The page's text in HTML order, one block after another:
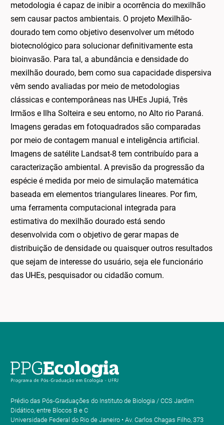
metodologia é capaz de inibir a ocorrência do mexilhão
sem causar pactos ambientais. O projeto Mexilhão-
dourado tem como objetivo desenvolver um método
biotecnológico para solucionar definitivamente esta
bioinvasão. Para tal, a abundância e densidade do
mexilhão dourado, bem como sua capacidade dispersiva
vêm sendo avaliadas por meio de metodologias
clássicas e contemporâneas nas UHEs Jupiá, Três
Irmãos e Ilha Solteira e seu entorno, no Alto rio Paraná.
Imagens geradas em fotoquadrados são comparadas
por meio de contagem manual e inteligência artificial.
Imagens de satélite Landsat-8 tem contribuído para a
caracterização ambiental. A previsão da progressão da
espécie é medida por meio de simulação matemática
baseada em elementos triangulares lineares. Por fim,
uma ferramenta computacional integrada para
estimativa do mexilhão dourado está sendo
desenvolvida com o objetivo de gerar mapas de
distribuição de densidade ou quaisquer outros resultados
que sejam de interesse do usuário, seja ele funcionário
das UHEs, pesquisador ou cidadão comum.
Prédio das Pós-Graduações do Instituto de Biologia / CCS Jardim
Didático, entre Blocos B e C
Universidade Federal do Rio de Janeiro • Av. Carlos Chagas Filho, 373